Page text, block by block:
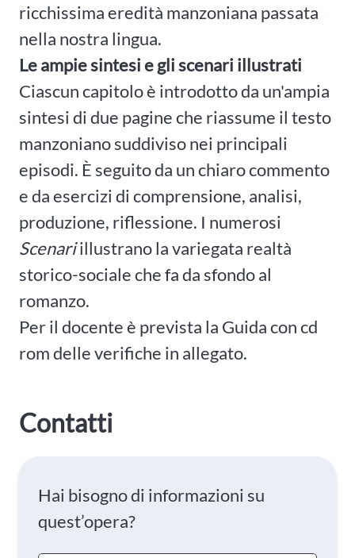
ricchissima eredità manzoniana passata
nella nostra lingua.
Le ampie sintesi e gli scenari illustrati
Ciascun capitolo è introdotto da un'ampia
sintesi di due pagine che riassume il testo
manzoniano suddiviso nei principali
episodi. È seguito da un chiaro commento
e da esercizi di comprensione, analisi,
produzione, riflessione. I numerosi
Scenariillustrano la variegata realtà
storico-sociale che fa da sfondo al
romanzo.
Per il docente è prevista la Guida con cd
rom delle verifiche in allegato.
Contatti
Hai bisogno di informazioni su
quest’opera?